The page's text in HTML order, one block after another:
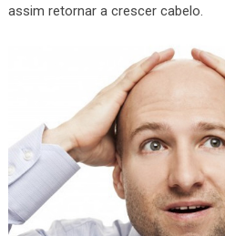
assim retornar a crescer cabelo.